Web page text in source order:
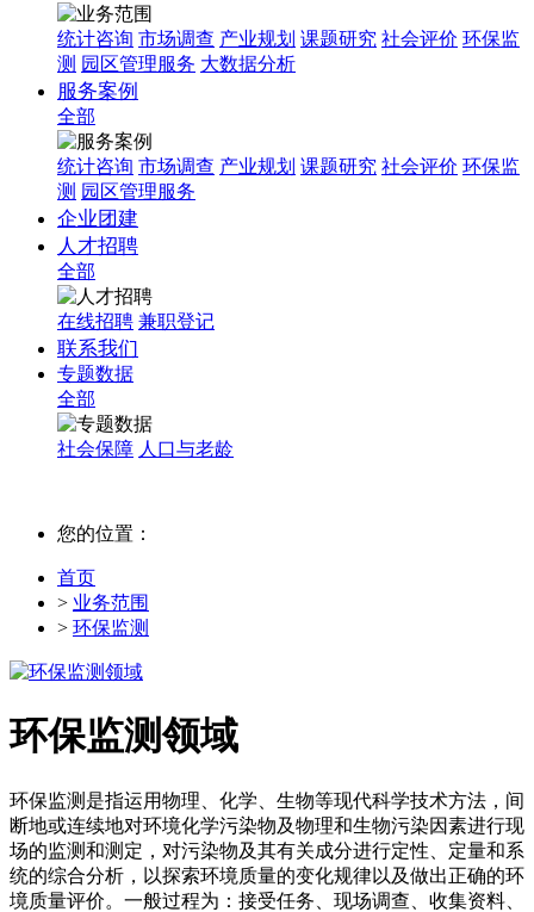
统计咨询 市场调查 产业规划 课题研究 社会评价 环保监
测 园区管理服务 大数据分析
服务案例
全部
统计咨询 市场调查 产业规划 课题研究 社会评价 环保监
测 园区管理服务
企业团建
人才招聘
全部
在线招聘 兼职登记
联系我们
专题数据
全部
社会保障 人口与老龄
您的位置：
首页
> 业务范围
> 环保监测
环保监测领域
环保监测是指运用物理、化学、生物等现代科学技术方法，间
断地或连续地对环境化学污染物及物理和生物污染因素进行现
场的监测和测定，对污染物及其有关成分进行定性、定量和系
统的综合分析，以探索环境质量的变化规律以及做出正确的环
境质量评价。一般过程为：接受任务、现场调查、收集资料、